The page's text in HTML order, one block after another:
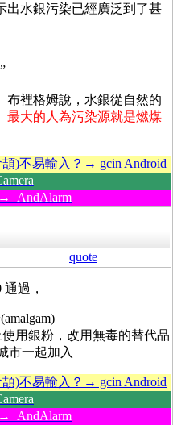
出水銀污染已經廣泛到了甚
布裡格姆說，水銀從自然的
最大的人為污染源就是燃煤
)不易輸入？→ gcin Android
AndAlarm
quote
過，
使用銀粉，改用無毒的替代品
市一起加入
)不易輸入？→ gcin Android
AndAlarm